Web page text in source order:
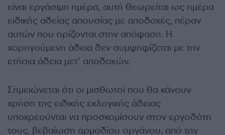
είναι εργάσιμη ημέρα, αυτή θεωρείται ως ημέρα
ειδικής αδείας απουσίας με αποδοχές, πέραν
αυτών που ορίζονται στην απόφαση. Η
χορηγούμενη άδεια δεν συμψηφίζεται με την
ετήσια άδεια μετ’ αποδοχών.
Σημειώνεται ότι οι μισθωτοί που θα κάνουν
χρήση της ειδικής εκλογικής άδειας
υποχρεούνται να προσκομίσουν στον εργοδότη
τους, βεβαίωση αρμοδίου οργάνου, από την